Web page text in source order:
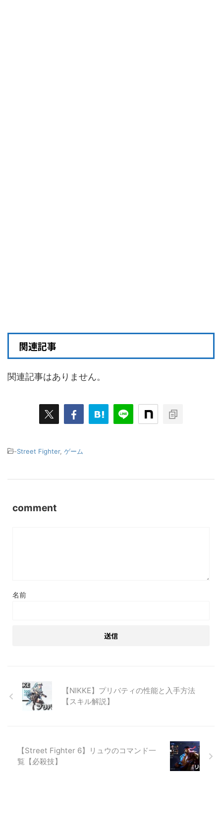
関連記事
関連記事はありません。
-Street Fighter, ゲーム
comment
名前
【NIKKE】プリバティの性能と入手方法
【スキル解説】
【Street Fighter 6】リュウのコマンド一
覧【必殺技】